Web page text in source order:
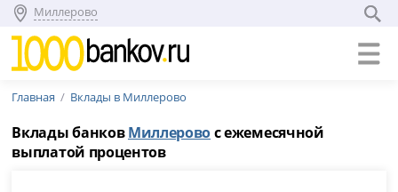
Миллерово
Главная Вклады в Миллерово
Вклады банковМиллеровос ежемесячной
выплатой процентов